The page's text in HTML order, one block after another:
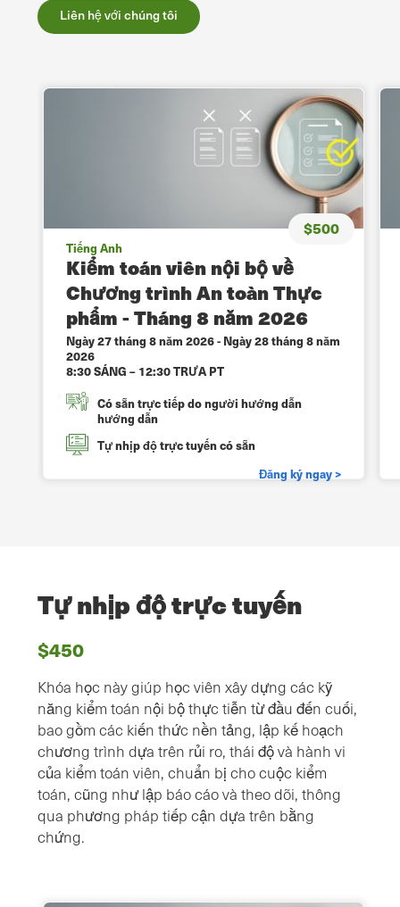
Liên hệ với chúng tôi
$500
Tiếng Anh
Kiểm toán viên nội bộ về
Chương trình An toàn Thực
phẩm - Tháng 8 năm 2026
Ngày 27 tháng 8 năm 2026- Ngày 28 tháng 8 năm
2026
8:30 SÁNG – 12:30 TRƯA PT
Có sẵn trực tiếp do người hướng dẫn
hướng dẫn
Tự nhịp độ trực tuyến có sẵn
Đăng ký ngay >
Tự nhịp độ trực tuyến
$450
Khóa học này giúp học viên xây dựng các kỹ
năng kiểm toán nội bộ thực tiễn từ đầu đến cuối,
bao gồm các kiến thức nền tảng, lập kế hoạch
chương trình dựa trên rủi ro, thái độ và hành vi
của kiểm toán viên, chuẩn bị cho cuộc kiểm
toán, cũng như lập báo cáo và theo dõi, thông
qua phương pháp tiếp cận dựa trên bằng
chứng.